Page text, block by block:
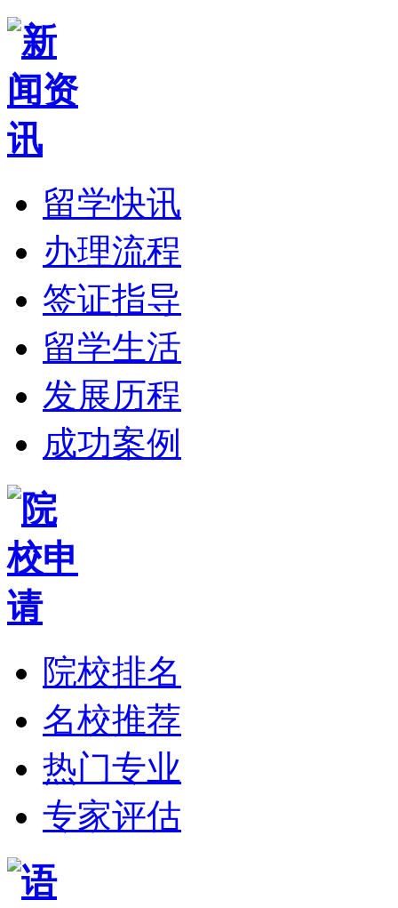
留学快讯
办理流程
签证指导
留学生活
发展历程
成功案例
院校排名
名校推荐
热门专业
专家评估